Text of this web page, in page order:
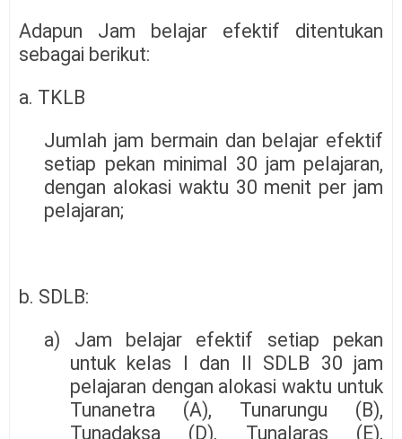
Adapun Jam belajar efektif ditentukan
sebagai berikut:
a. TKLB
Jumlah jam bermain dan belajar efektif
setiap pekan minimal 30 jam pelajaran,
dengan alokasi waktu 30 menit per jam
pelajaran;
b. SDLB:
a) Jam belajar efektif setiap pekan
untuk kelas I dan II SDLB 30 jam
pelajaran dengan alokasi waktu untuk
Tunanetra (A), Tunarungu (B),
Tunadaksa (D), Tunalaras (E),